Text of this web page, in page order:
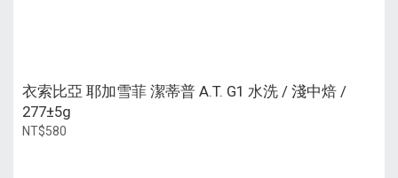
衣索比亞 耶加雪菲 潔蒂普 A.T. G1 水洗 / 淺中焙 /
277±5g
NT$580